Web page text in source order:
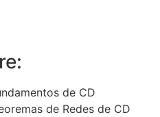
de CD
de Redes de CD